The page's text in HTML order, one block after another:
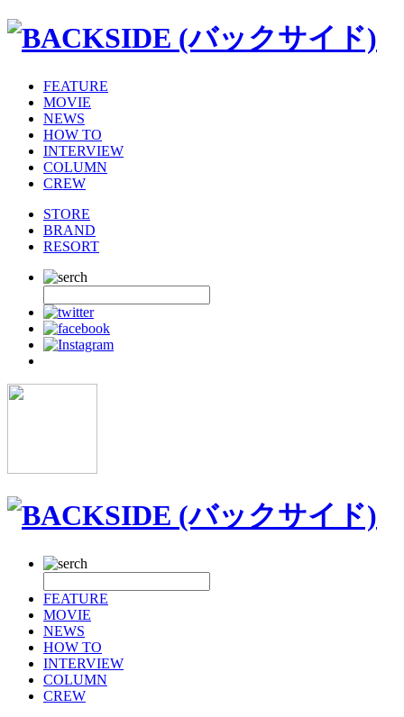
FEATURE
MOVIE
NEWS
HOW TO
INTERVIEW
COLUMN
CREW
STORE
BRAND
RESORT
FEATURE
MOVIE
NEWS
HOW TO
INTERVIEW
COLUMN
CREW